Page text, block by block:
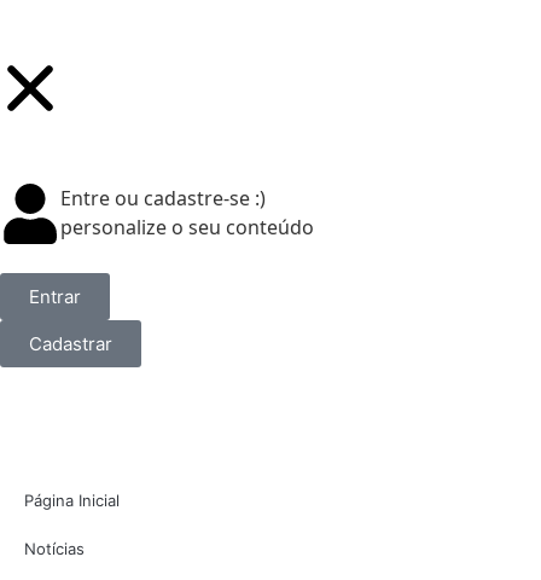
Entre ou cadastre-se :)
personalize o seu conteúdo
Entrar
Cadastrar
Página Inicial
Notícias